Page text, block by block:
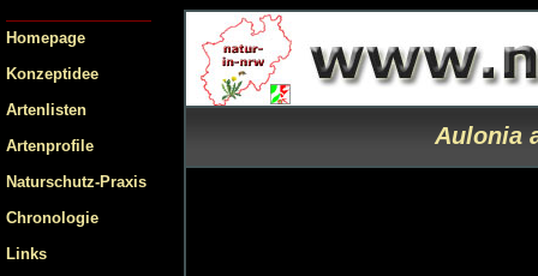
Homepage
Konzeptidee
Artenlisten
Artenprofile
Naturschutz-Praxis
Chronologie
Links
Aulonia